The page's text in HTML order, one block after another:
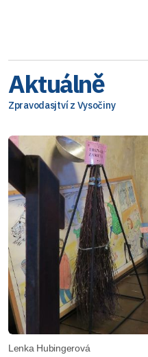
Aktuálně
Zpravodasjtví z Vysočiny
Lenka Hubingerová